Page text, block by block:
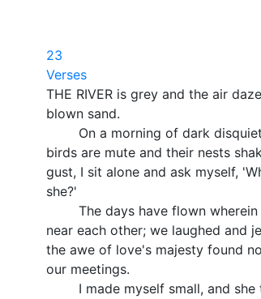
23
Verses
THE RIVER is grey and the air
blown sand.
On a morning of dark
birds are mute and their nests
gust, I sit alone and ask myself,
she?'
The days have flown wherein
near each other; we laughed and
the awe of love's majesty found
our meetings.
I made myself small, and she